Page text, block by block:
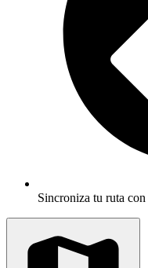
Sincroniza tu ruta con